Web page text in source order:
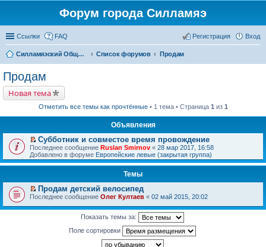
Форум города Силламяэ
Ссылки FAQ Вход
Регистрация
Силламяэский Общественный Новостной портал Список форумов Продам
Продам
Новая тема
Отметить все темы как прочтённые• 1 тема • Страница 1 из 1
Объявления
П
е
р
е
т
и
к
е
Субботник и совместое время провождение
Последнее сообщение Ruslan Smirnov « 28 мар 2017, 16:58
Добавлено в форуме Европейские левые (закрытая группа)
Темы
П
р
Продам детский велосипед
Последнее сообщение Олег Култаев « 02 май 2015, 20:02
Показать темы за:
Поле сортировки